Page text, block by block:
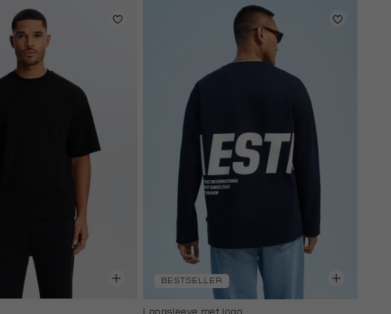
BESTSELLER
Longsleeve met logo